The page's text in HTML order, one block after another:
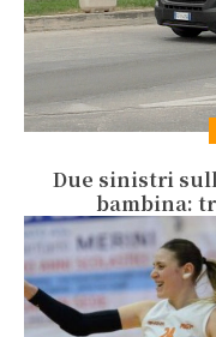
Due sinistri
bambina: